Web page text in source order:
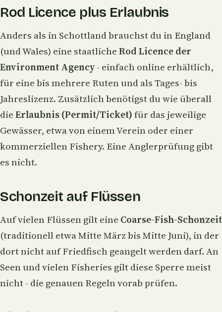
Rod Licence plus Erlaubnis
Anders als in Schottland brauchst du in England
(und Wales) eine staatlicheRod Licence der
Environment Agency- einfach online erhältlich,
für eine bis mehrere Ruten und als Tages- bis
Jahreslizenz. Zusätzlich benötigst du wie überall
dieErlaubnis (Permit/Ticket)für das jeweilige
Gewässer, etwa von einem Verein oder einer
kommerziellen Fishery. Eine Anglerprüfung gibt
es nicht.
Schonzeit auf Flüssen
Auf vielen Flüssen gilt eine Coarse-Fish-Schonzeit
(traditionell etwa Mitte März bis Mitte Juni), in der
dort nicht auf Friedfisch geangelt werden darf. An
Seen und vielen Fisheries gilt diese Sperre meist
nicht - die genauen Regeln vorab prüfen.